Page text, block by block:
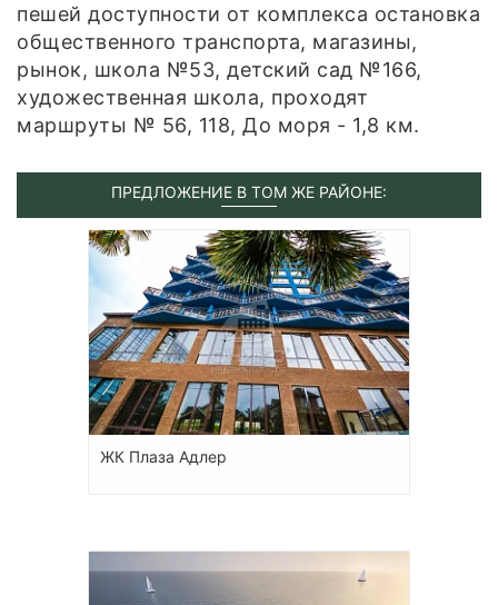
пешей доступности от комплекса остановка
общественного транспорта, магазины,
рынок, школа №53, детский сад №166,
художественная школа, проходят
маршруты № 56, 118, До моря - 1,8 км.
ПРЕДЛОЖЕНИЕ В ТОМ ЖЕ РАЙОНЕ:
ЖК Плаза Адлер